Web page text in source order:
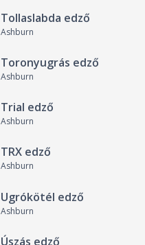
Tollaslabda edző
Ashburn
Toronyugrás edző
Ashburn
Trial edző
Ashburn
TRX edző
Ashburn
Ugrókötél edző
Ashburn
Úszás edző